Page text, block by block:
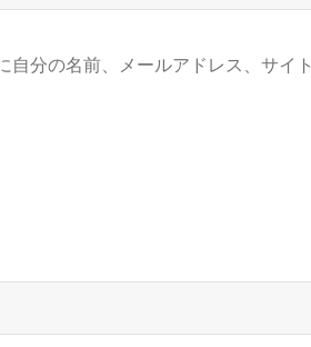
分の名前、メールアドレス、サイト